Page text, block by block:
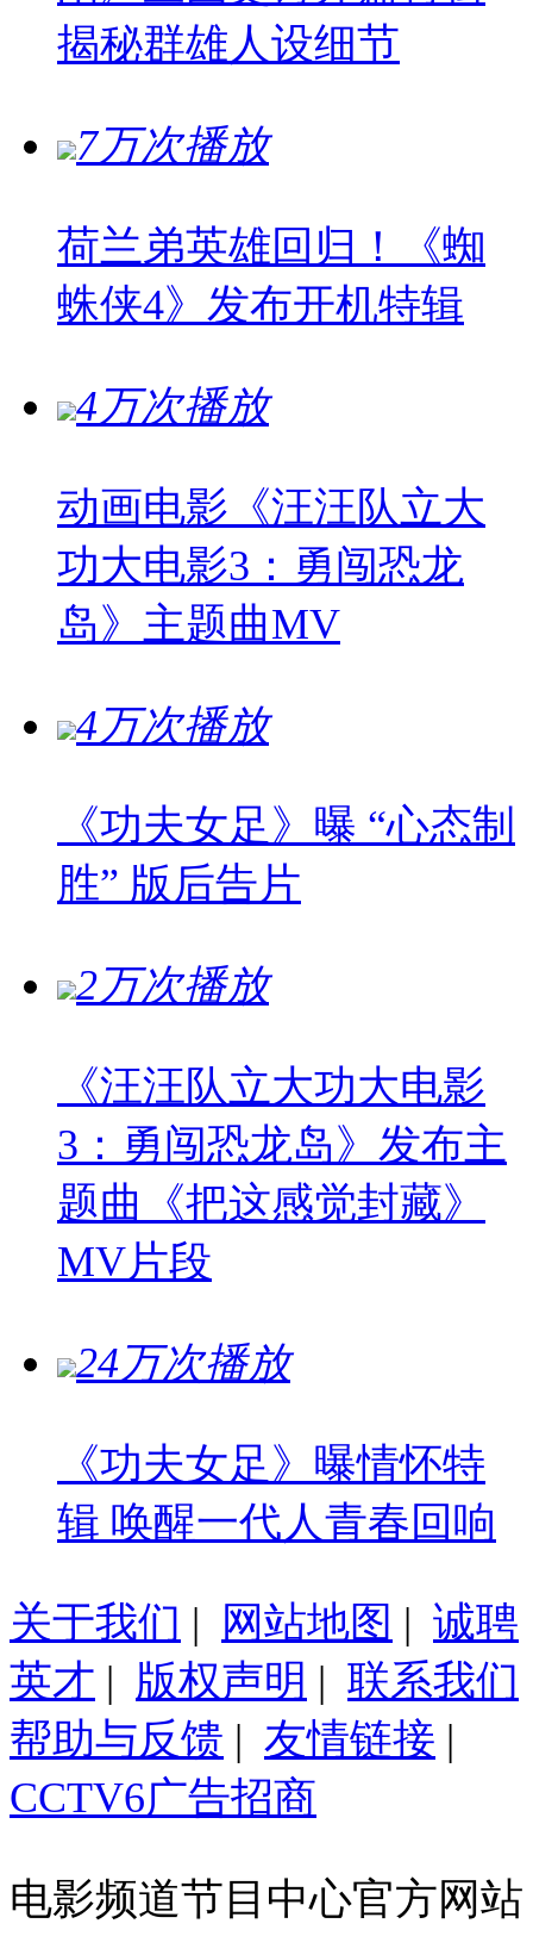
揭秘群雄人设细节
7万次播放
荷兰弟英雄回归！《蜘
蛛侠4》发布开机特辑
4万次播放
动画电影《汪汪队立大
功大电影3：勇闯恐龙
岛》主题曲MV
4万次播放
《功夫女足》曝 “心态制
胜” 版后告片
2万次播放
《汪汪队立大功大电影
3：勇闯恐龙岛》发布主
题曲《把这感觉封藏》
MV片段
24万次播放
《功夫女足》曝情怀特
辑 唤醒一代人青春回响
关于我们 | 网站地图 | 诚聘
英才 | 版权声明 | 联系我们
帮助与反馈 | 友情链接 |
CCTV6广告招商
电影频道节目中心官方网站